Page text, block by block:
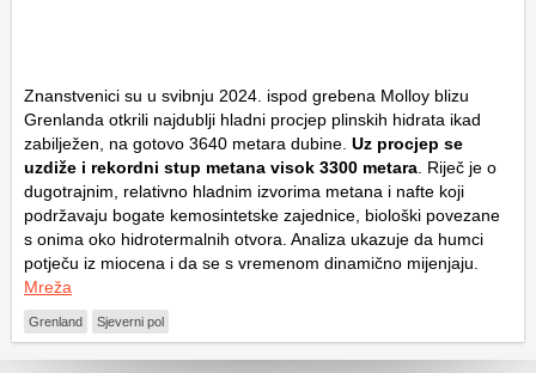
Znanstvenici su u svibnju 2024. ispod grebena Molloy blizu
Grenlanda otkrili najdublji hladni procjep plinskih hidrata ikad
zabilježen, na gotovo 3640 metara dubine. Uz procjep se
uzdiže i rekordni stup metana visok 3300 metara . Riječ je o
dugotrajnim, relativno hladnim izvorima metana i nafte koji
podržavaju bogate kemosintetske zajednice, biološki povezane
s onima oko hidrotermalnih otvora. Analiza ukazuje da humci
potječu iz miocena i da se s vremenom dinamično mijenjaju.
Mreža
Grenland Sjeverni pol